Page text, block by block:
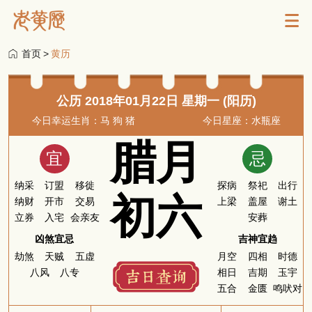
首页>黄历
公历 2018年01月22日 星期一 (阳历)
今日幸运生肖：马 狗 猪 今日星座：水瓶座
宜
纳采 订盟
移徙
纳财
开市
交易
立券
入宅 会亲友
凶煞宜忌
劫煞
天贼
五虚
八风
八专
腊月
初六
忌
探病 祭祀
出行
上梁
盖屋
谢土
安葬
吉神宜趋
月空
四相
时德
相日
吉期
玉宇
五合
金匮 鸣吠对